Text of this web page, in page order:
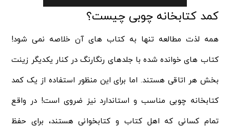
کمد کتابخانه چوبی چیست؟
همه لذت مطالعه تنها به کتاب های آن خلاصه نمی شود!
کتاب های خوانده شده با جلدهای رنگارنگ در کنار یکدیگر زینت
بخش هر اتاقی هستند. اما برای این منظور استفاده از یک کمد
کتابخانه چوبی مناسب و استاندارد نیز ضروی است! در واقع
تمام کسانی که اهل کتاب و کتابخوانی هستند، برای حفظ